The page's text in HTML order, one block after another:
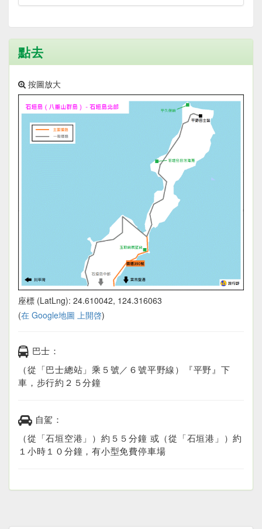
點去
按圖放大
座標 (LatLng): 24.610042, 124.316063
(在 Google地圖 上開啓)
巴士：
（從「巴士總站」乘５號／６號平野線）『平野』下
車，步行約２５分鐘
自駕：
（從「石垣空港」）約５５分鐘 或（從「石垣港」）約
１小時１０分鐘，有小型免費停車場